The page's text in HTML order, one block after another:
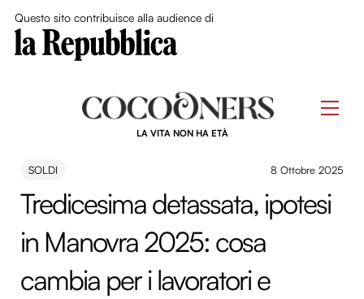
Questo sito contribuisce alla audience di
LA VITA NON HA ETÀ
SOLDI 8 Ottobre 2025
Tredicesima detassata, ipotesi
in Manovra 2025: cosa
cambia per i lavoratori e